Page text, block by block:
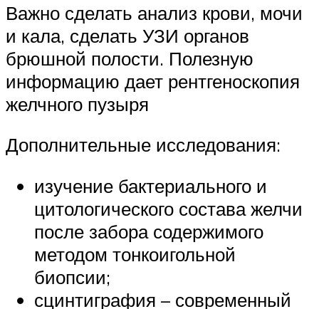
Важно сделать анализ крови, мочи
и кала, сделать УЗИ органов
брюшной полости. Полезную
информацию дает рентгеноскопия
желчного пузыря
Дополнительные исследования:
изучение бактериального и
цитологического состава желчи
после забора содержимого
методом тонкоигольной
биопсии;
сцинтиграфия – современный